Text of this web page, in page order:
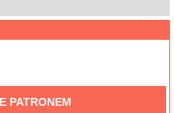
PATRONEM